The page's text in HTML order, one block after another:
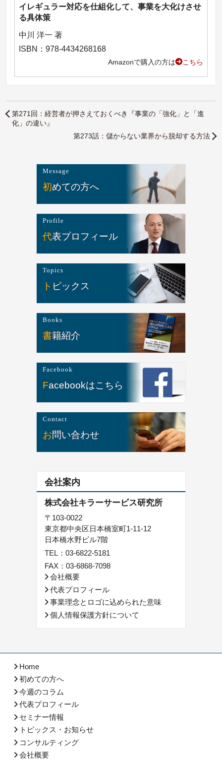
イレギュラー対応を仕組化して、事業を大化けさせ
る具体策
中川 洋一 著
ISBN：978-4434268168
Amazonで購入の方は こちら
第271回：経営者が押さえておくべき『事業の「強化」と「進
化」の違い』
第273話：儲からない業界から脱却する方法
Message
初めての方へ
Profile
代表プロフィール
Topics
トピックス
Books
書籍紹介
Facebook
Facebookはこちら
Contact
お問い合わせ
会社案内
株式会社キラーサービス研究所
〒103-0022
東京都中央区日本橋室町1-11-12
日本橋水野ビル7階
TEL： 03-6822-5181
FAX：03-6868-7098
会社概要
代表プロフィール
事業理念とロゴに込められた意味
個人情報保護方針について
Home
初めての方へ
今週のコラム
代表プロフィール
セミナー情報
トピックス・お知らせ
コンサルティング
会社概要